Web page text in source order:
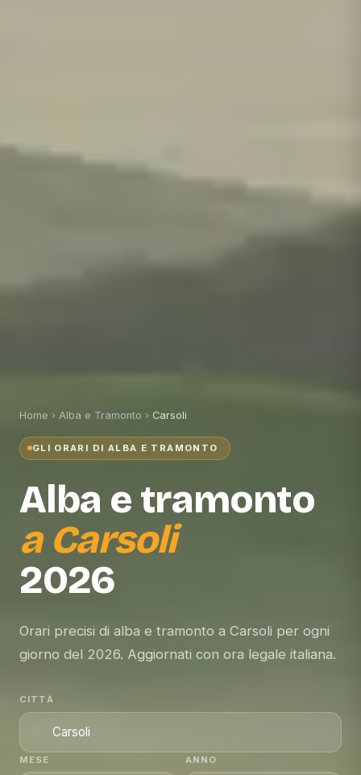
Home › Alba e Tramonto › Carsoli
GLI ORARI DI ALBA E TRAMONTO
Alba e tramonto
a Carsoli
2026
Orari precisi di alba e tramonto a Carsoli per ogni
giorno del 2026. Aggiornati con ora legale italiana.
CITTÀ
MESE ANNO